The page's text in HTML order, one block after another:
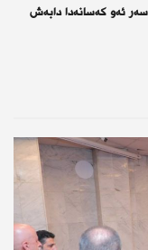
ئەو كەسانەدا دابەش